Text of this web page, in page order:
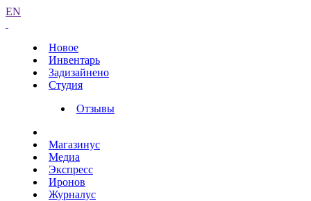
EN
Новое
Инвентарь
Задизайнено
Студия
Отзывы
Магазинус
Медиа
Экспресс
Иронов
Журналус